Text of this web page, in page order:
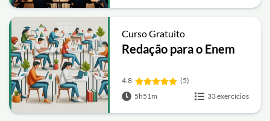
Curso Gratuito
Redação para o Enem
4.8
(5)
5h51m
33 exercícios